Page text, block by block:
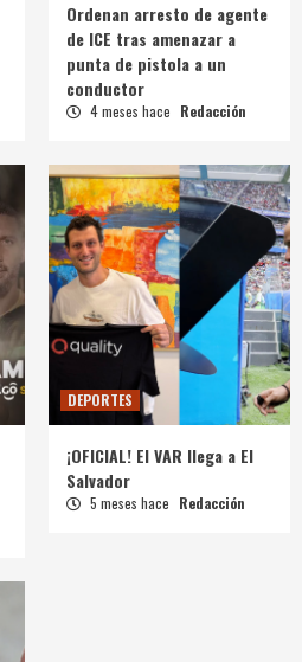
Ordenan arresto de agente
de ICE tras amenazar a
punta de pistola a un
conductor
4 meses hace Redacción
DEPORTES
¡OFICIAL! El VAR llega a El
Salvador
5 meses hace Redacción